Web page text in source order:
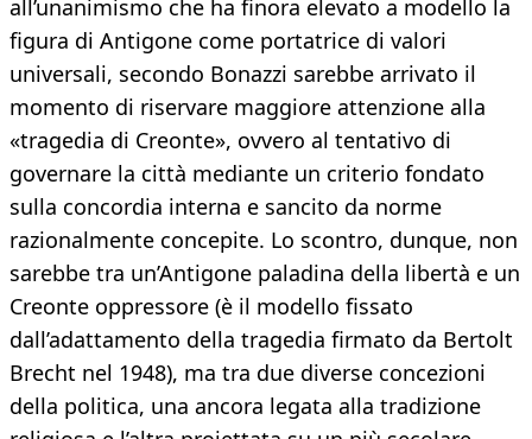
all’unanimismo che ha finora elevato a modello la
figura di Antigone come portatrice di valori
universali, secondo Bonazzi sarebbe arrivato il
momento di riservare maggiore attenzione alla
«tragedia di Creonte», ovvero al tentativo di
governare la città mediante un criterio fondato
sulla concordia interna e sancito da norme
razionalmente concepite. Lo scontro, dunque, non
sarebbe tra un’Antigone paladina della libertà e un
Creonte oppressore (è il modello fissato
dall’adattamento della tragedia firmato da Bertolt
Brecht nel 1948), ma tra due diverse concezioni
della politica, una ancora legata alla tradizione